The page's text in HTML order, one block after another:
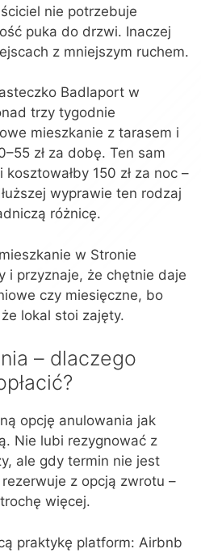
nie potrzebuje
puka do drzwi. Inaczej
z mniejszym ruchem.
Badlaport w
trzy tygodnie
mieszkanie z tarasem i
zł za dobę. Ten sam
150 zł za noc –
wyprawie ten rodzaj
różnicę.
w Stronie
i przyznaje, że chętnie daje
czy miesięczne, bo
lokal stoi zajęty.
– dlaczego
opcję anulowania jak
Nie lubi rezygnować z
ale gdy termin nie jest
z opcją zwrotu –
więcej.
praktykę platform: Airbnb